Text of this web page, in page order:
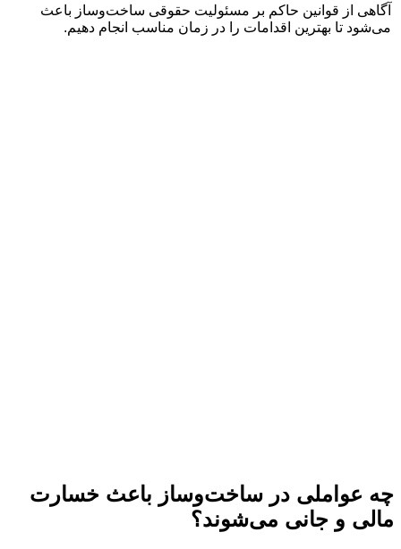
آگاهی از قوانین حاکم بر مسئولیت حقوقی ساخت‌وساز باعث
می‌شود تا بهترین اقدامات را در زمان مناسب انجام دهیم.
چه عواملی در ساخت‌وساز باعث خسارت
مالی و جانی می‌شوند؟